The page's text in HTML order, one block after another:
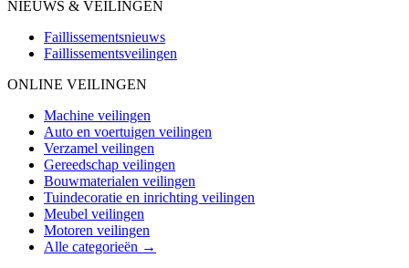
NIEUWS & VEILINGEN
Faillissementsnieuws
Faillissementsveilingen
ONLINE VEILINGEN
Machine veilingen
Auto en voertuigen veilingen
Verzamel veilingen
Gereedschap veilingen
Bouwmaterialen veilingen
Tuindecoratie en inrichting veilingen
Meubel veilingen
Motoren veilingen
Alle categorieën →